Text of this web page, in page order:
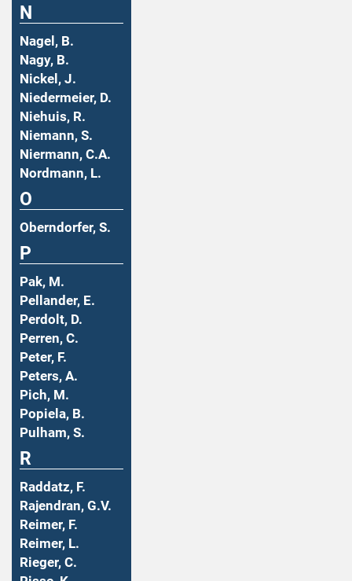
N
Nagel, B.
Nagy, B.
Nickel, J.
Niedermeier, D.
Niehuis, R.
Niemann, S.
Niermann, C.A.
Nordmann, L.
O
Oberndorfer, S.
P
Pak, M.
Pellander, E.
Perdolt, D.
Perren, C.
Peter, F.
Peters, A.
Pich, M.
Popiela, B.
Pulham, S.
R
Raddatz, F.
Rajendran, G.V.
Reimer, F.
Reimer, L.
Rieger, C.